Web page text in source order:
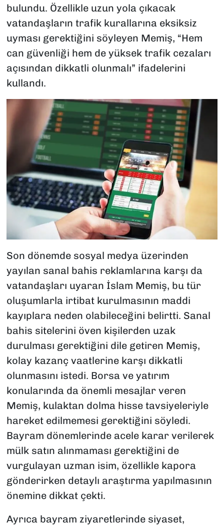
bulundu. Özellikle uzun yola çıkacak
vatandaşların trafik kurallarına eksiksiz
uyması gerektiğini söyleyen Memiş, “Hem
can güvenliği hem de yüksek trafik cezaları
açısından dikkatli olunmalı” ifadelerini
kullandı.
Son dönemde sosyal medya üzerinden
yayılan sanal bahis reklamlarına karşı da
vatandaşları uyaran İslam Memiş, bu tür
oluşumlarla irtibat kurulmasının maddi
kayıplara neden olabileceğini belirtti. Sanal
bahis sitelerini öven kişilerden uzak
durulması gerektiğini dile getiren Memiş,
kolay kazanç vaatlerine karşı dikkatli
olunmasını istedi. Borsa ve yatırım
konularında da önemli mesajlar veren
Memiş, kulaktan dolma hisse tavsiyeleriyle
hareket edilmemesi gerektiğini söyledi.
Bayram dönemlerinde acele karar verilerek
mülk satın alınmaması gerektiğini de
vurgulayan uzman isim, özellikle kapora
gönderirken detaylı araştırma yapılmasının
önemine dikkat çekti.
Ayrıca bayram ziyaretlerinde siyaset,